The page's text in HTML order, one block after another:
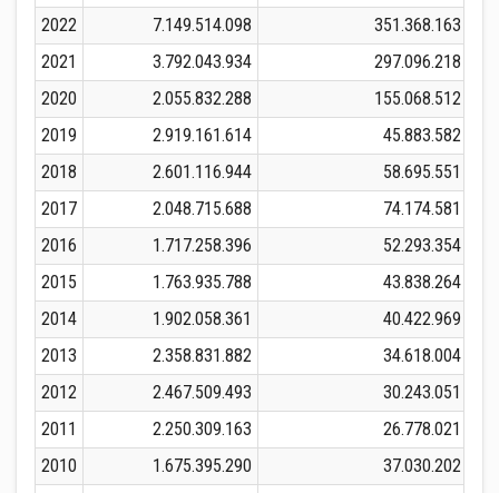
2022
7.149.514.098 351.368.163
2021
3.792.043.934 297.096.218
2020
2.055.832.288 155.068.512
2019
2.919.161.614 45.883.582
2018
2.601.116.944 58.695.551
2017
2.048.715.688 74.174.581
2016
1.717.258.396 52.293.354
2015
1.763.935.788 43.838.264
2014
1.902.058.361 40.422.969
2013
2.358.831.882 34.618.004
2012
2.467.509.493 30.243.051
2011
2.250.309.163 26.778.021
2010
1.675.395.290 37.030.202